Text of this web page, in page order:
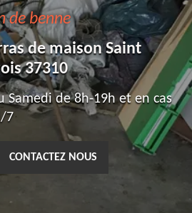
de benne
de maison Saint
37310
Samedi de 8h-19h et en cas
7
CONTACTEZ NOUS